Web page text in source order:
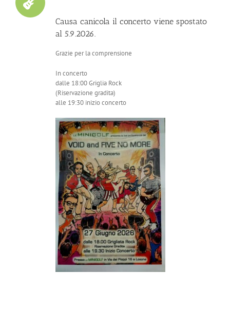
Causa canicola il concerto viene spostato
al 5.9.2026.
Grazie per la comprensione
In concerto
dalle 18:00 Griglia Rock
(Riservazione gradita)
alle 19:30 inizio concerto